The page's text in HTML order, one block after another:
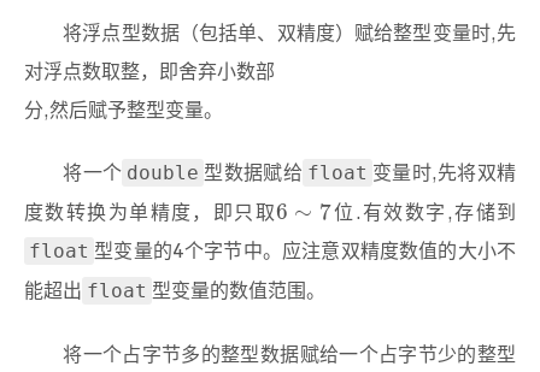
将浮点型数据（包括单、双精度）赋给整型变量时,先
对浮点数取整，即舍弃小数部
分,然后赋予整型变量。
将一个 double 型数据赋给 float 变量时,先将双精
度数转换为单精度，即只取6 ∼ 7
6 ∼7 位.有效数字,存储到
float 型变量的4个字节中。应注意双精度数值的大小不
能超出 float 型变量的数值范围。
将一个占字节多的整型数据赋给一个占字节少的整型